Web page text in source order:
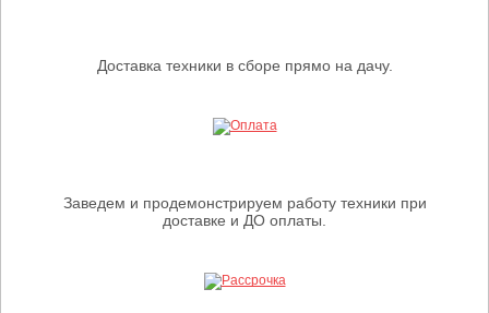
Доставка техники в сборе прямо на дачу.
Заведем и продемонстрируем работу техники при
доставке и ДО оплаты.